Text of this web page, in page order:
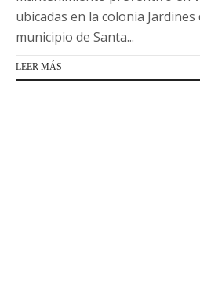
ubicadas en la colonia Jardines
municipio de Santa...
LEER MÁS